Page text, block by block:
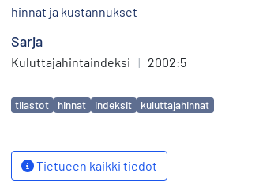
hinnat ja kustannukset
Sarja
Kuluttajahintaindeksi | 2002:5
Avainsanat
tilastot hinnat indeksit kuluttajahinnat
Tietueen kaikki tiedot